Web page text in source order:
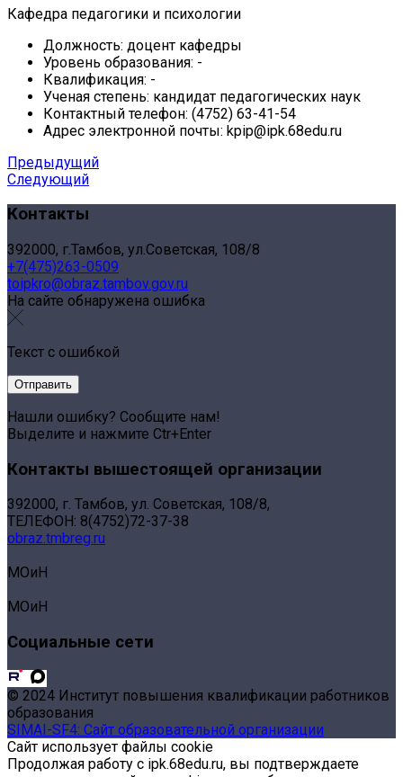
Кафедра педагогики и психологии
Должность: доцент кафедры
Уровень образования: -
Квалификация: -
Ученая степень: кандидат педагогических наук
Контактный телефон: (4752) 63-41-54
Адрес электронной почты: kpip@ipk.68edu.ru
Предыдущий
Следующий
Контакты
392000, г.Тамбов, ул.Советская, 108/8
+7(475)263-0509
toipkro@obraz.tambov.gov.ru
На сайте обнаружена ошибка
Текст с ошибкой
Нашли ошибку? Сообщите нам!
Выделите и нажмите Ctr+Enter
Контакты вышестоящей организации
392000, г. Тамбов, ул. Советская, 108/8,
ТЕЛЕФОН: 8(4752)72-37-38
obraz.tmbreg.ru
МОиН
МОиН
Социальные сети
© 2024 Институт повышения квалификации работников
образования
SIMAI-SF4: Сайт образовательной организации
Сайт использует файлы cookie
Продолжая работу с ipk.68edu.ru, вы подтверждаете